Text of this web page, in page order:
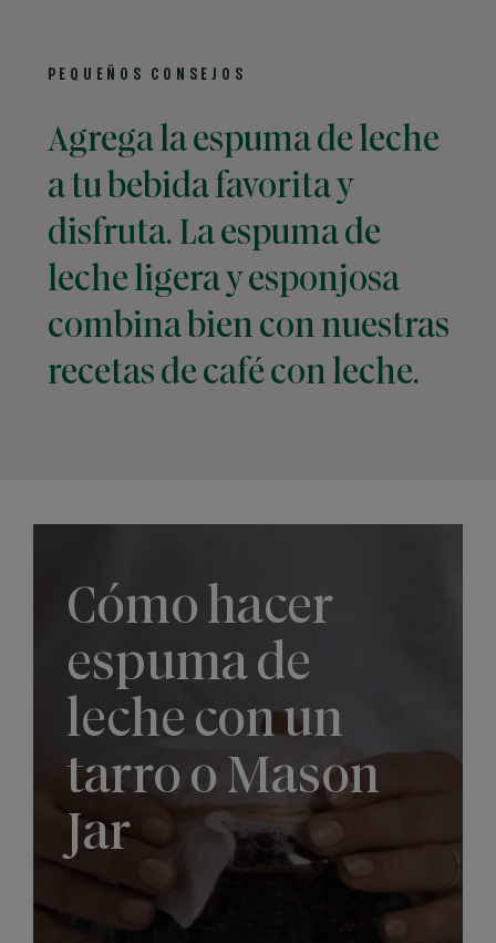
PEQUEÑOS CONSEJOS
Agrega la espuma de leche
a tu bebida favorita y
disfruta. La espuma de
leche ligera y esponjosa
combina bien con nuestras
recetas de café con leche.
Cómo hacer
espuma de
leche con un
tarro o Mason
Jar